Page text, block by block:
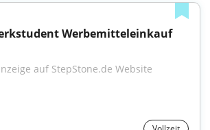
Werbemitteleinkauf
auf StepStone.de Website